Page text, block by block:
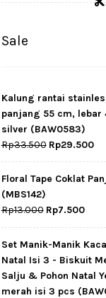
Sale
Kalung rantai
panjang 55 cm, lebar
silver (BAW0583)
Rp33.500 Original
price
was:
Rp29.500
is:
Floral Tape Coklat
(MBS142)
Rp13.000 Original
price
was:
Rp13.000.
Rp7.500
price
is:
Set Manik-Manik
Natal Isi 3 - Biskuit
Salju & Pohon Natal
merah isi 3 pcs